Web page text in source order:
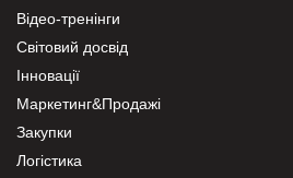
Відео-тренінги
Світовий досвід
Інновації
Маркетинг&Продажі
Закупки
Логістика